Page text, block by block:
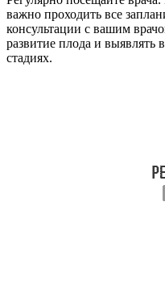
важно проходить все
консультации с вашим
развитие плода и
стадиях.